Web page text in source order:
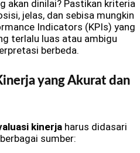
akan dinilai? Pastikan kriteria
jelas, dan sebisa mungkin
Indicators (KPIs) yang
terlalu luas atau ambigu
berbeda.
yang Akurat dan
kinerja harus didasari
sumber: